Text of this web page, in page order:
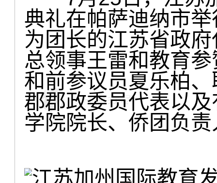
典礼在帕萨迪纳市
为团长的江苏省政
总领事王雷和教育
和前参议员夏乐柏
郡郡政委员代表以
学院院长、侨团负